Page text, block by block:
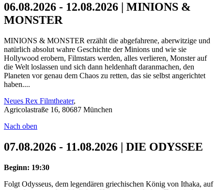
06.08.2026 - 12.08.2026 | MINIONS &
MONSTER
MINIONS & MONSTER erzählt die abgefahrene, aberwitzige und
natürlich absolut wahre Geschichte der Minions und wie sie
Hollywood erobern, Filmstars werden, alles verlieren, Monster auf
die Welt loslassen und sich dann heldenhaft daranmachen, den
Planeten vor genau dem Chaos zu retten, das sie selbst angerichtet
haben....
Neues Rex Filmtheater,
Agricolastraße 16, 80687 München
Nach oben
07.08.2026 - 11.08.2026 | DIE ODYSSEE
Beginn: 19:30
Folgt Odysseus, dem legendären griechischen König von Ithaka, auf